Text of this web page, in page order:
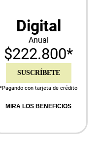
Digital
Anual
$222.800*
SUSCRÍBETE
*Pagando con tarjeta de crédito
MIRA LOS BENEFICIOS